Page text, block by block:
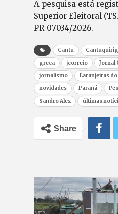
A pesquisa está
Superior Eleitoral
PR-07034/2026.
Cantu
greca
jcorreio
Jornal
jornalismo
Laranjeiras do
novidades
Paraná
Sandro Alex
últimas
Share